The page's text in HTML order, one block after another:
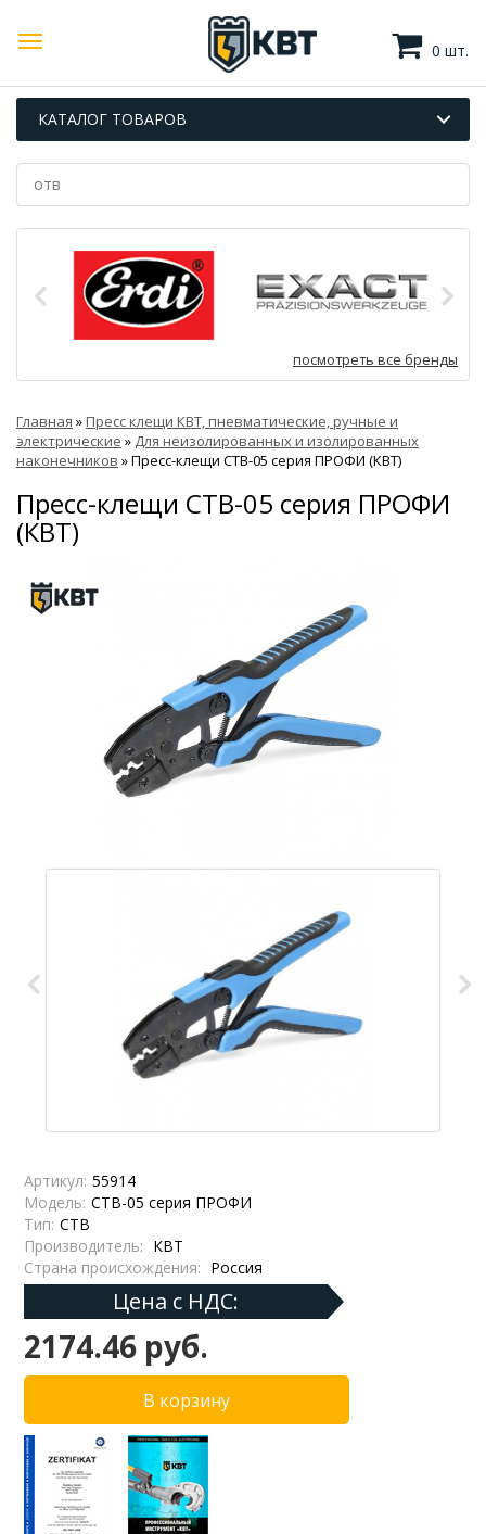
0 шт.
КАТАЛОГ ТОВАРОВ
посмотреть все бренды
Главная »Пресс клещи КВТ, пневматические, ручные и
электрические » Для неизолированных и изолированных
наконечников »Пресс-клещи CTB-05 серия ПРОФИ (КВТ)
Пресс-клещи CTB-05 серия ПРОФИ
(КВТ)
Артикул: 55914
Модель: CTB-05 серия ПРОФИ
Тип: CTB
Производитель: КВТ
Страна происхождения: Россия
Цена с НДС:
2174.46 руб.